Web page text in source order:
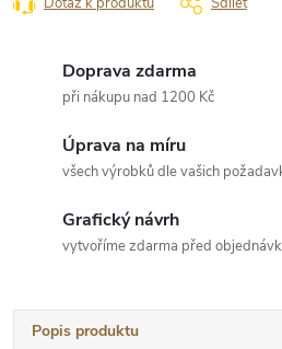
Doprava zdarma
při nákupu nad 1200 Kč
Úprava na míru
všech výrobků dle vašich
Grafický návrh
vytvoříme zdarma před
Popis produktu